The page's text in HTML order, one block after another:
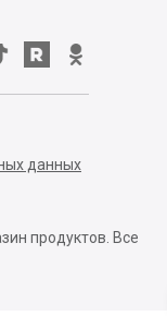
данных
продуктов. Все